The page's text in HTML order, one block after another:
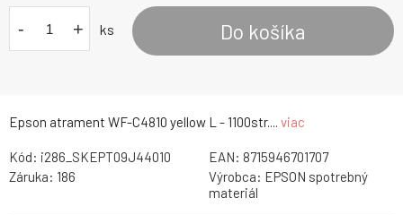
Epson atrament WF-C4810 yellow L - 1100str.... viac
- + ks Do košíka
Kód: i286_SKEPT09J44010 EAN: 8715946701707
Záruka: 186 Výrobca: EPSON spotrebný
materiál